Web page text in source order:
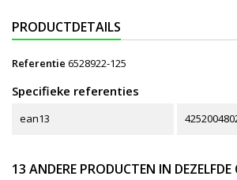
PRODUCTDETAILS
Referentie 6528922-125
Specifieke referenties
ean13
13 ANDERE PRODUCTEN IN DEZELFDE